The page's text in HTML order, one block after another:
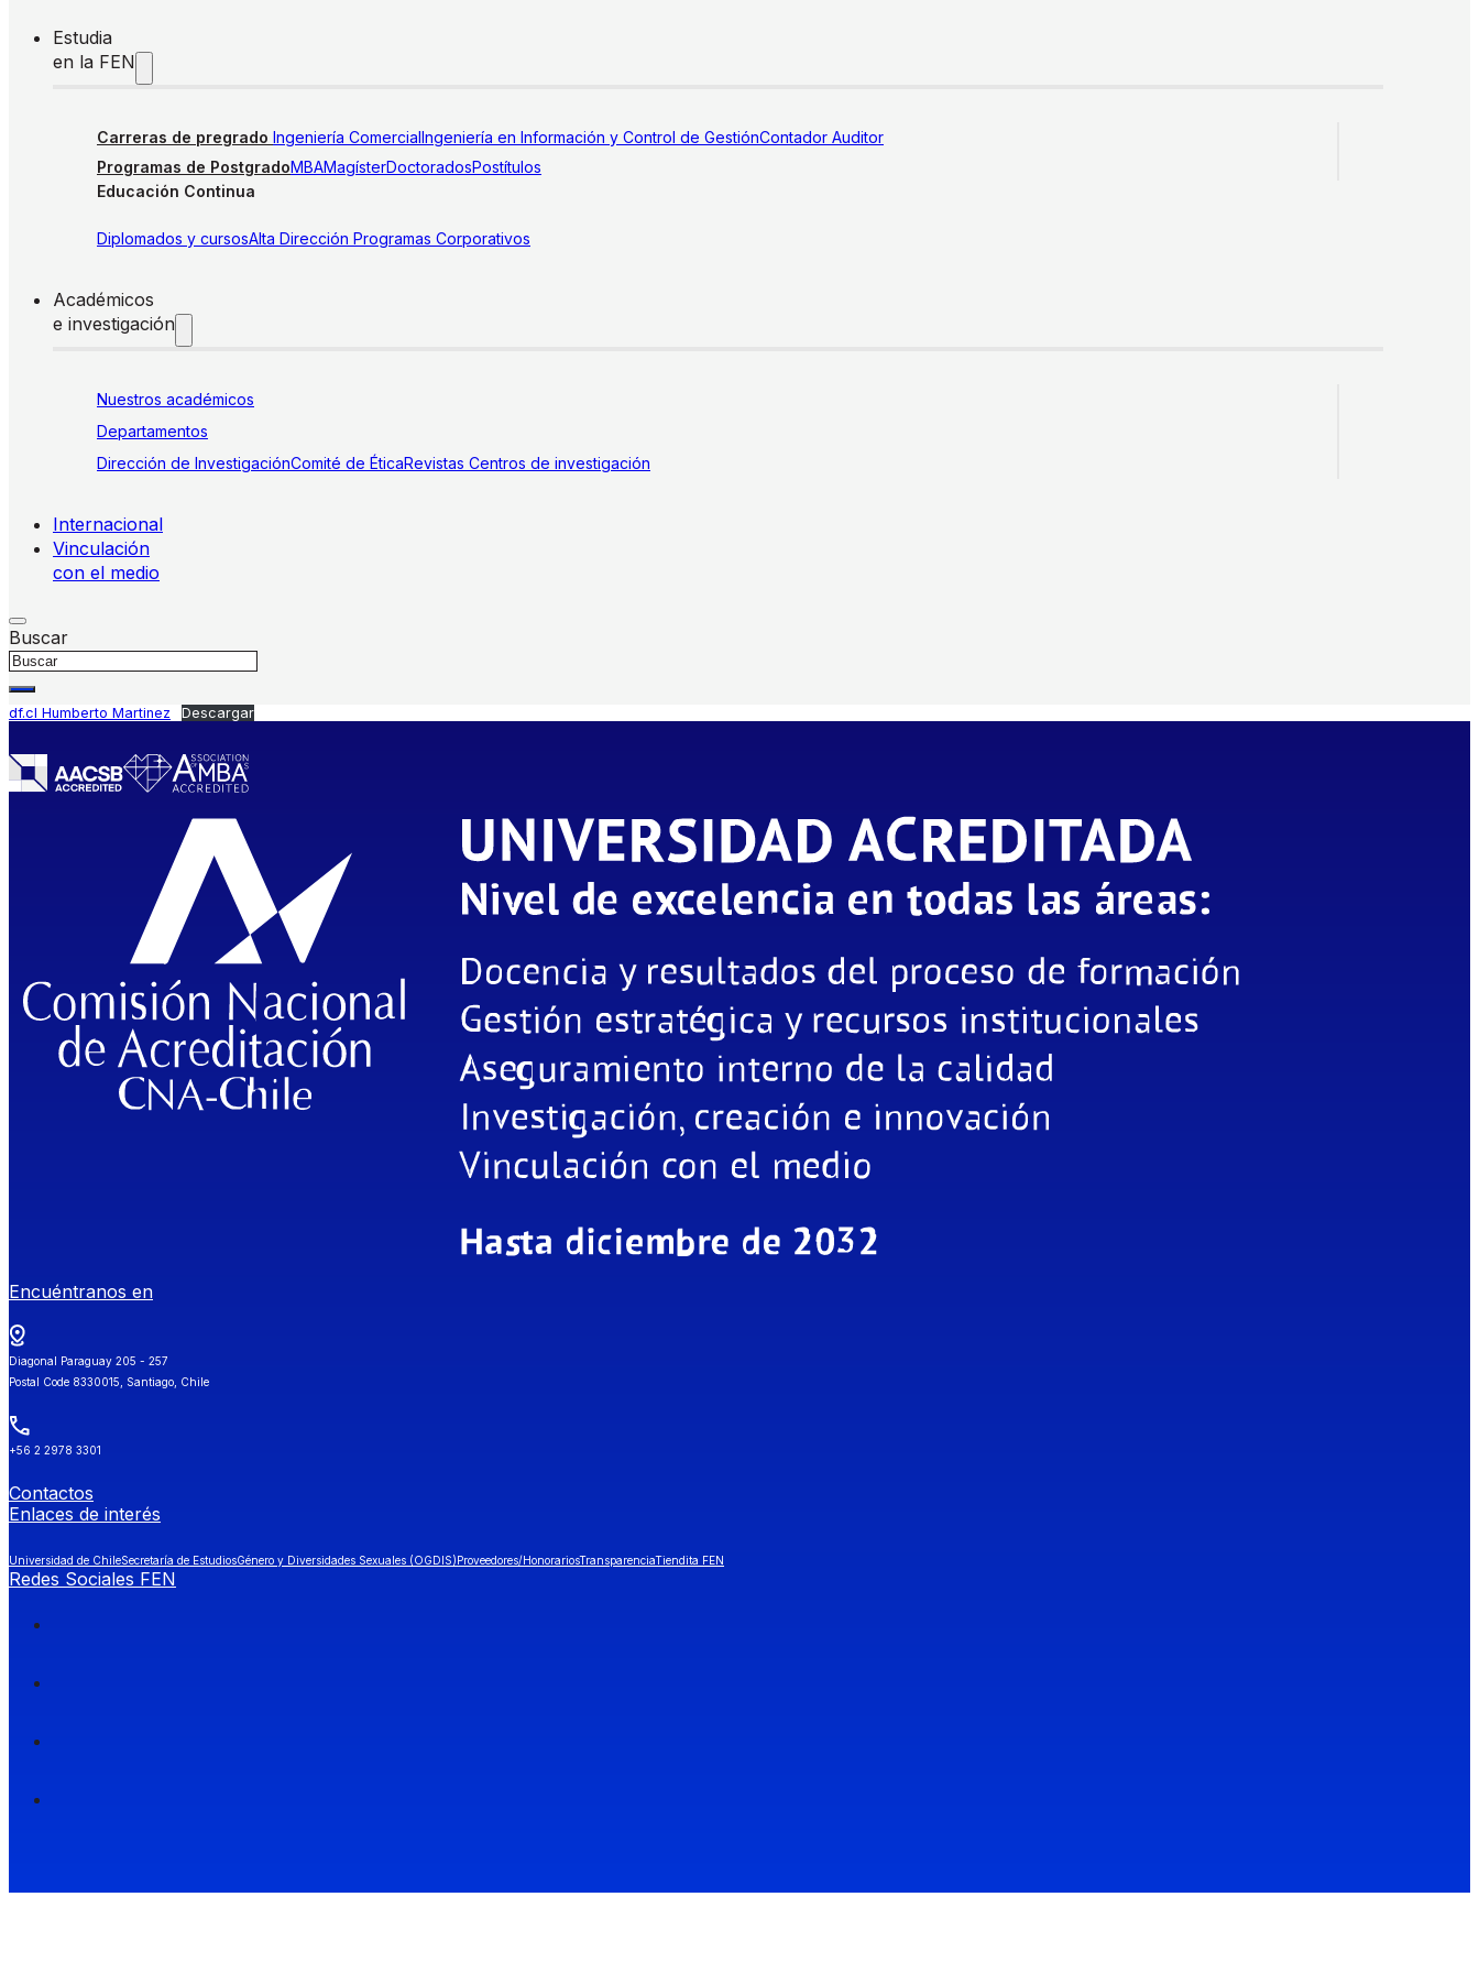
Estudia
en la FEN
Carreras de pregrado Ingeniería ComercialIngeniería en Información y Control de GestiónContador Auditor
Programas de PostgradoMBAMagísterDoctoradosPostítulos
Educación Continua
Diplomados y cursosAlta Dirección Programas Corporativos
Académicos
e investigación
Nuestros académicos
Departamentos
Dirección de InvestigaciónComité de ÉticaRevistas Centros de investigación
Internacional
Vinculación
con el medio
Buscar
df.cl Humberto Martinez Descargar
Encuéntranos en
Diagonal Paraguay 205 - 257
Postal Code 8330015, Santiago, Chile
+56 2 2978 3301
Contactos
Enlaces de interés
Universidad de ChileSecretaría de EstudiosGénero y Diversidades Sexuales (OGDIS)Proveedores/HonorariosTransparenciaTiendita FEN
Redes Sociales FEN